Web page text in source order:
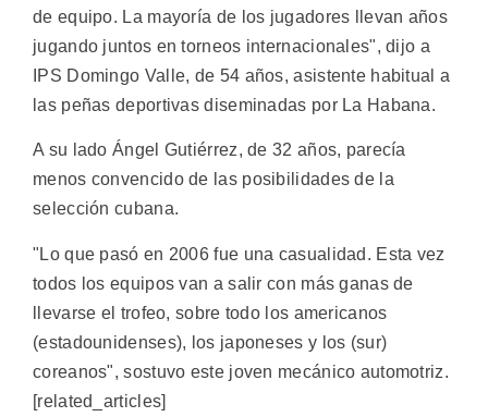
de equipo. La mayoría de los jugadores llevan años
jugando juntos en torneos internacionales", dijo a
IPS Domingo Valle, de 54 años, asistente habitual a
las peñas deportivas diseminadas por La Habana.
A su lado Ángel Gutiérrez, de 32 años, parecía
menos convencido de las posibilidades de la
selección cubana.
"Lo que pasó en 2006 fue una casualidad. Esta vez
todos los equipos van a salir con más ganas de
llevarse el trofeo, sobre todo los americanos
(estadounidenses), los japoneses y los (sur)
coreanos", sostuvo este joven mecánico automotriz.
[related_articles]